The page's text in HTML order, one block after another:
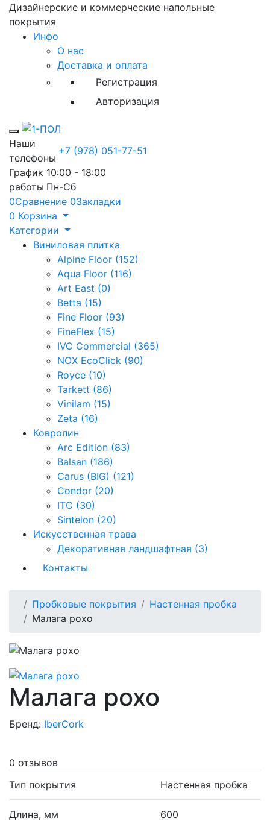
Дизайнерские и коммерческие напольные
покрытия
Инфо
О нас
Доставка и оплата
Регистрация
Авторизация
Toggle mobile menu
Наши
телефоны
+7 (978) 051-77-51
График
работы
10:00 - 18:00
Пн-Сб
0Сравнение 0Закладки
0 Корзина
Категории
Виниловая плитка
Alpine Floor (152)
Aqua Floor (116)
Art East (0)
Betta (15)
Fine Floor (93)
FineFlex (15)
IVC Commercial (365)
NOX EcoClick (90)
Royce (10)
Tarkett (86)
Vinilam (15)
Zeta (16)
Ковролин
Arc Edition (83)
Balsan (186)
Carus (BIG) (121)
Condor (20)
ITC (30)
Sintelon (20)
Искусственная трава
Декоративная ландшафтная (3)
Контакты
Пробковые покрытия
Настенная пробка
Малага рохо
Малага рохо
Бренд: IberCork
0 отзывов
Тип покрытия
Настенная пробка
Длина, мм 600